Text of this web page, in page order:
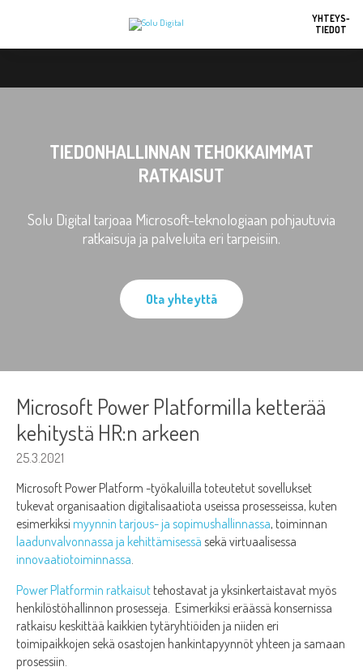
YHTEYS-
TIEDOT
TIEDONHALLINNAN TEHOKKAIMMAT
RATKAISUT
Solu Digital tarjoaa Microsoft-teknologiaan pohjautuvia
ratkaisuja ja palveluita eri tarpeisiin.
Ota yhteyttä
Microsoft Power Platformilla ketterää
kehitystä HR:n arkeen
25.3.2021
Microsoft Power Platform -työkaluilla toteutetut sovellukset
tukevat organisaation digitalisaatiota useissa prosesseissa, kuten
esimerkiksi myynnin tarjous- ja sopimushallinnassa, toiminnan
laadunvalvonnassa ja kehittämisessä sekä virtuaalisessa
innovaatiotoiminnassa.
Power Platformin ratkaisut tehostavat ja yksinkertaistavat myös
henkilöstöhallinnon prosesseja. Esimerkiksi eräässä konsernissa
ratkaisu keskittää kaikkien tytäryhtiöiden ja niiden eri
toimipaikkojen sekä osastojen hankintapyynnöt yhteen ja samaan
prosessiin.